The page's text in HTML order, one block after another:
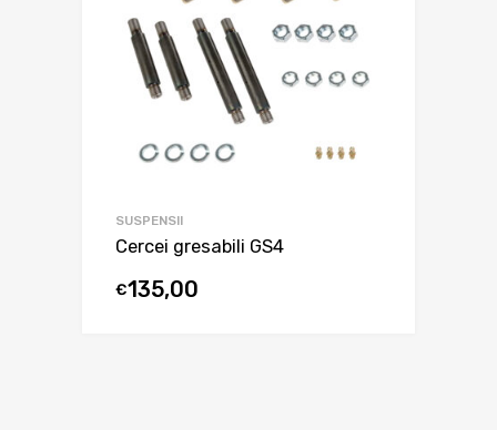
SUSPENSII
Cercei gresabili GS4
€135,00